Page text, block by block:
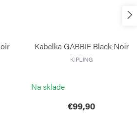
Kabelka GABBIE Black Noir
KIPLING
Na sklade
€99,90